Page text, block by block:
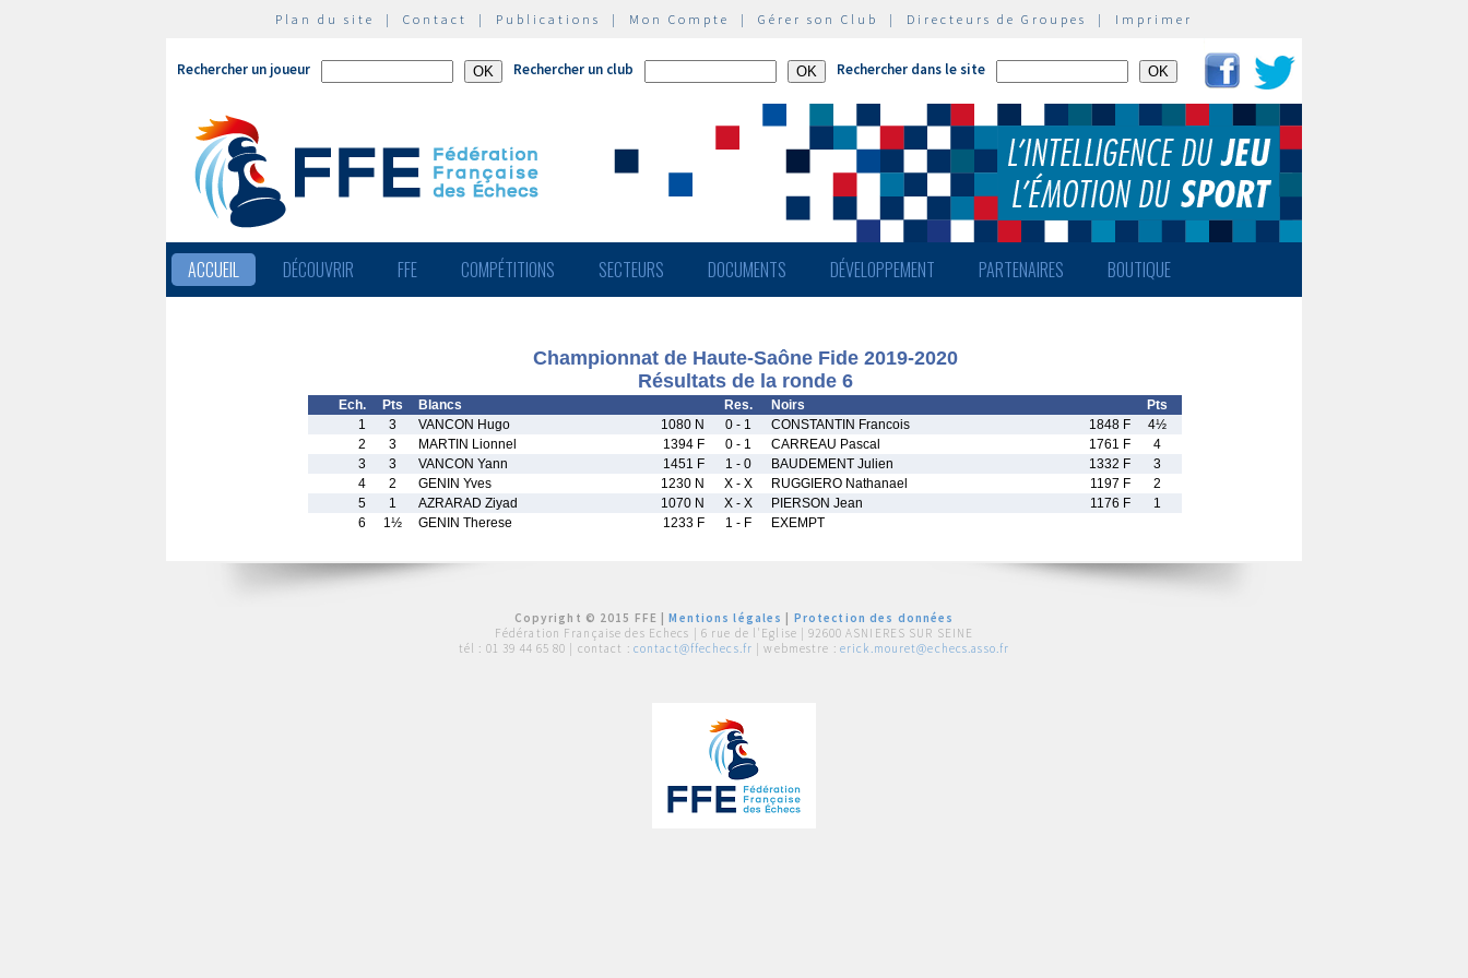
Plan du site | Contact | Publications | Mon Compte | Gérer son Club | Directeurs de Groupes | Imprimer
Rechercher un joueur Rechercher un club Rechercher dans le site
ACCUEIL DÉCOUVRIR FFE COMPÉTITIONS SECTEURS DOCUMENTS DÉVELOPPEMENT PARTENAIRES BOUTIQUE
Championnat de Haute-Saône Fide 2019-2020
Résultats de la ronde 6
Ech. Pts Blancs Res. Noirs
Pts
1
3 VANCON Hugo 1080 N 0 - 1 CONSTANTIN Francois 1848 F
4½
2
3 MARTIN Lionnel 1394 F 0 - 1 CARREAU Pascal 1761 F
4
3
3 VANCON Yann 1451 F 1 - 0 BAUDEMENT Julien 1332 F
3
4
2 GENIN Yves 1230 N X - X RUGGIERO Nathanael 1197 F
2
5
1 AZRARAD Ziyad 1070 N X - X PIERSON Jean 1176 F
1
6
1½ GENIN Therese 1233 F 1 - F EXEMPT
Copyright © 2015 FFE |Mentions légales
Protection des données
Fédération Française des Echecs | 6 rue de l'Eglise | 92600 ASNIERES SUR SEINE
tél : 01 39 44 65 80 | contact : contact@ffechecs.fr | webmestre : erick.mouret@echecs.asso.fr